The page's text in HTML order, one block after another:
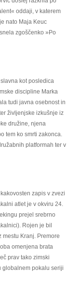
oddaji, v katerem
nato Maja Keuc
zgoščenko »Po
kot posledica
discipline Marka
tudi javna osebnost in
življenjske izkušnje iz
družine, njena
tem ko smrti zakonca.
platformah ter v
zapis v zvezi
atlet je v okviru 24.
prejel srebrno
Rojen je bil
mestu Kranj. Premore
omenjena brata
prav tako zimski
globalnem pokalu seriji